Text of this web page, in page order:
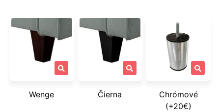
Wenge Čierna
Chrómové
(+20€)